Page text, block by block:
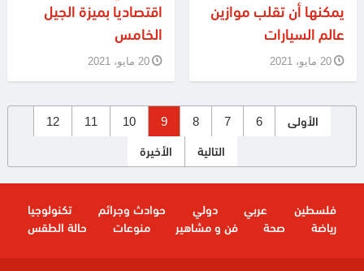
يمكنها أن تقلب موازين
عالم السيارات
20 مايو، 2021
اقتصاديا بميزة الجيل
الخامس
20 مايو، 2021
الأولى 6
7
8
9
10
11
12
التالية الأخيرة
فلسطين عربي دولي حوادث وجرائم
تكنولوجيا
رياضة
صحة فن و مشاهير منوعات حالة الطقس